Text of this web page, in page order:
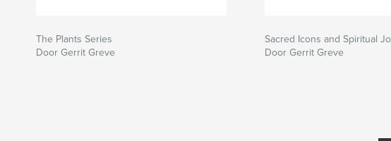
The Plants Series
Door Gerrit Greve
Sacred Icons and Spiritual
Door Gerrit Greve